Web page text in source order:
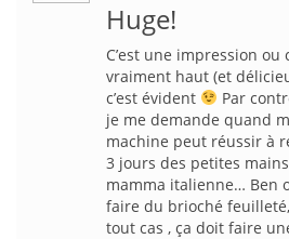
Huge!
C’est une impression ou
vraiment haut (et
c’est évident
Par
je me demande quand
machine peut réussir à
3 jours des petites
mamma italienne… Ben
faire du brioché
tout cas , ça doit faire